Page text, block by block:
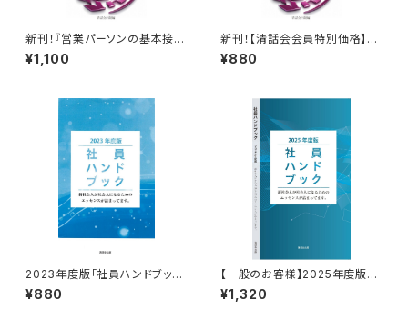
新刊！『営業パーソンの基本接遇
マナー【2026年版】』
¥1,100
新刊！【清話会会員特別価格】
『営業パーソンの基本接遇マナ
ー【2026年版】』
¥880
2023年度版「社員ハンドブッ
ク」 ※会員様
¥880
【一般のお客様】2025年度版
「社員ハンドブック」※好評頒布
中 ‼
¥1,320